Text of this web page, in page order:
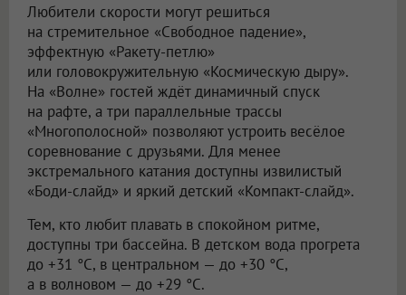
Любители скорости могут решиться
на стремительное «Свободное падение»,
эффектную «Ракету-петлю»
или головокружительную «Космическую дыру».
На «Волне» гостей ждёт динамичный спуск
на рафте, а три параллельные трассы
«Многополосной» позволяют устроить весёлое
соревнование с друзьями. Для менее
экстремального катания доступны извилистый
«Боди-слайд» и яркий детский «Компакт-слайд».
Тем, кто любит плавать в спокойном ритме,
доступны три бассейна. В детском вода прогрета
до +31 °C, в центральном — до +30 °C,
а в волновом — до +29 °C.